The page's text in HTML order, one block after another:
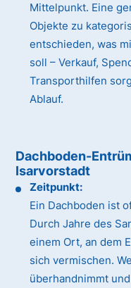
Mittelpunkt. Eine
Objekte zu
entschieden, was
soll – Verkauf,
Transporthilfen
Ablauf.
Dachboden-
Isarvorstadt
Zeitpunkt:
Ein Dachboden ist
Durch Jahre des
einem Ort, an dem
sich vermischen.
überhandnimmt